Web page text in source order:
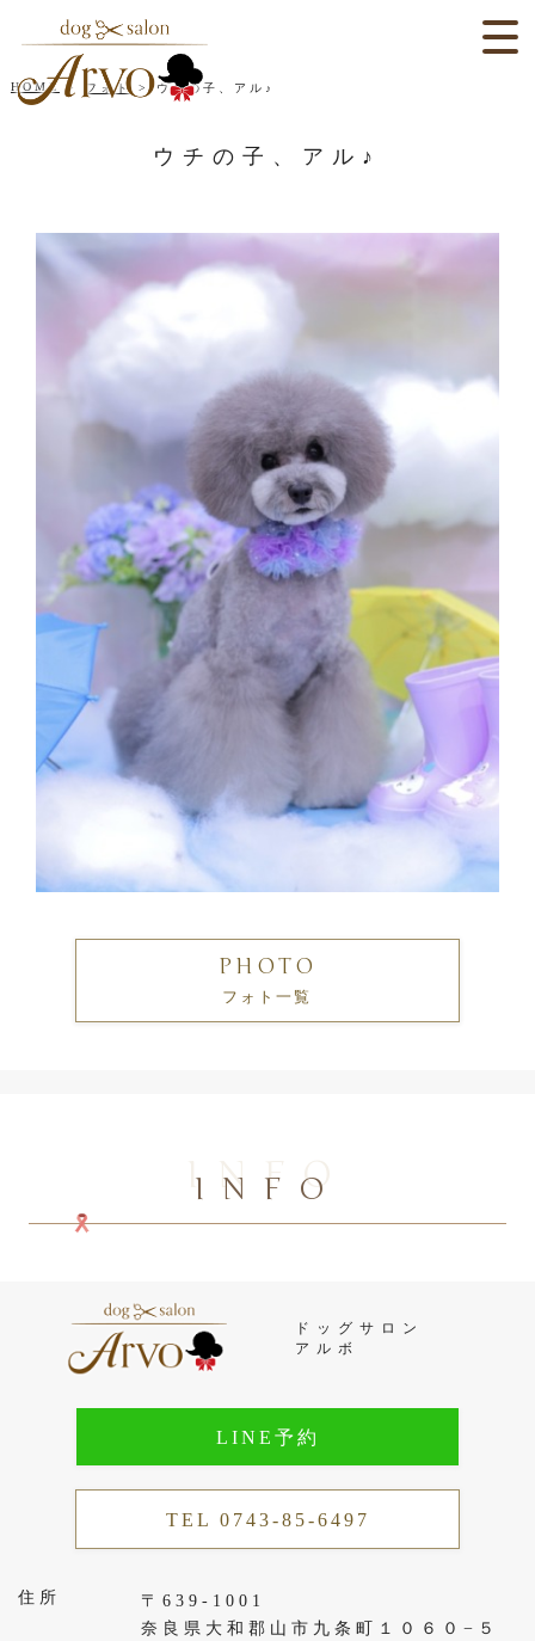
HOME フォト ウチの子、アル♪
ウチの子、アル♪
PHOTO
フォト一覧
INFO
INFO
ドッグサロン
アルボ
LINE予約
TEL 0743-85-6497
住所
〒639-1001
奈良県大和郡山市九条町１０６０−５